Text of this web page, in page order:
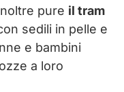
pure il tram
sedili in pelle e
e bambini
a loro